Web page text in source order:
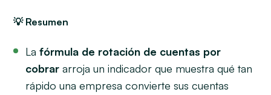
💡 Resumen
Lafórmula de rotación de cuentas por
cobrar arroja un indicador que muestra qué tan
rápido una empresa convierte sus cuentas